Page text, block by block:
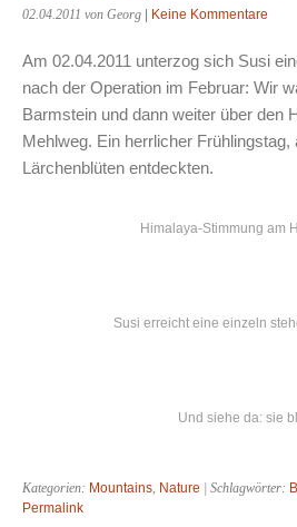
02.04.2011 von Georg Keine Kommentare
Am 02.04.2011 unterzog sich Susi
nach der Operation im Februar: Wir
Barmstein und dann weiter über den
Mehlweg. Ein herrlicher
Lärchenblüten entdeckten.
Himalaya-Stimmung am
Susi erreicht eine einzeln
Und siehe da: sie
Kategorien: Mountains, Nature | Schlagwörter:
Permalink